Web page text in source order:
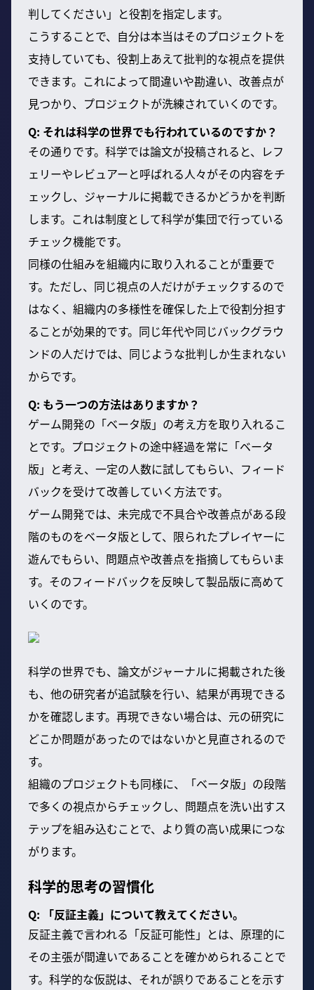
判してください」と役割を指定します。
こうすることで、自分は本当はそのプロジェクトを
支持していても、役割上あえて批判的な視点を提供
できます。これによって間違いや勘違い、改善点が
見つかり、プロジェクトが洗練されていくのです。
Q: それは科学の世界でも行われているのですか？
その通りです。科学では論文が投稿されると、レフ
ェリーやレビュアーと呼ばれる人々がその内容をチ
ェックし、ジャーナルに掲載できるかどうかを判断
します。これは制度として科学が集団で行っている
チェック機能です。
同様の仕組みを組織内に取り入れることが重要で
す。ただし、同じ視点の人だけがチェックするので
はなく、組織内の多様性を確保した上で役割分担す
ることが効果的です。同じ年代や同じバックグラウ
ンドの人だけでは、同じような批判しか生まれない
からです。
Q: もう一つの方法はありますか？
ゲーム開発の「ベータ版」の考え方を取り入れるこ
とです。プロジェクトの途中経過を常に「ベータ
版」と考え、一定の人数に試してもらい、フィード
バックを受けて改善していく方法です。
ゲーム開発では、未完成で不具合や改善点がある段
階のものをベータ版として、限られたプレイヤーに
遊んでもらい、問題点や改善点を指摘してもらいま
す。そのフィードバックを反映して製品版に高めて
いくのです。
科学の世界でも、論文がジャーナルに掲載された後
も、他の研究者が追試験を行い、結果が再現できる
かを確認します。再現できない場合は、元の研究に
どこか問題があったのではないかと見直されるので
す。
組織のプロジェクトも同様に、「ベータ版」の段階
で多くの視点からチェックし、問題点を洗い出すス
テップを組み込むことで、より質の高い成果につな
がります。
科学的思考の習慣化
Q: 「反証主義」について教えてください。
反証主義で言われる「反証可能性」とは、原理的に
その主張が間違いであることを確かめられることで
す。科学的な仮説は、それが誤りであることを示す